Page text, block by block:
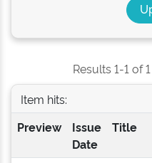
Results 1-1 of
Item hits:
Preview
Issue
Date
Title